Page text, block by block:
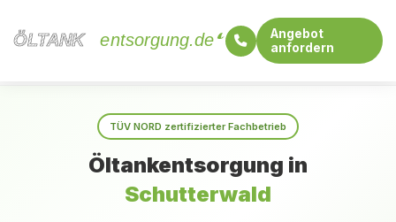
ÖLTANK
ÖLTANK entsorgung.de
Angebot
anfordern
TÜV NORD zertifizierter Fachbetrieb
Öltankentsorgung in
Schutterwald